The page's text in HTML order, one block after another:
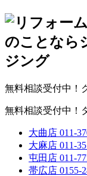
無料相談受付中！
無料相談受付中！
大曲店 011-
大麻店 011-
屯田店 011-
帯広店 0155-